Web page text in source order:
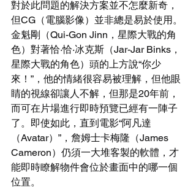
對於此問題的解決方案並不怎麼新奇，
但CG（電腦影像）並非總是易於使用。
金魁剛（Qui-Gon Jinn，星際大戰的角
色）對著恰·恰·冰克斯（Jar-Jar Binks，
星際大戰的角色）頭的上方說“你少
來！”，他的情緒很容易被理解，但他眼
睛的視線卻讓人不解，但那是20年前，
而可在片場進行即時預覽已經有一陣子
了。即使如此，直到電影“阿凡達
（Avatar）”，詹姆士卡梅隆（James
Cameron）仍須一大堆客製的軟體，才
能即時瞭解物件會位於畫面中的哪一個
位置。